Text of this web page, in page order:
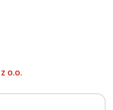
O.O.